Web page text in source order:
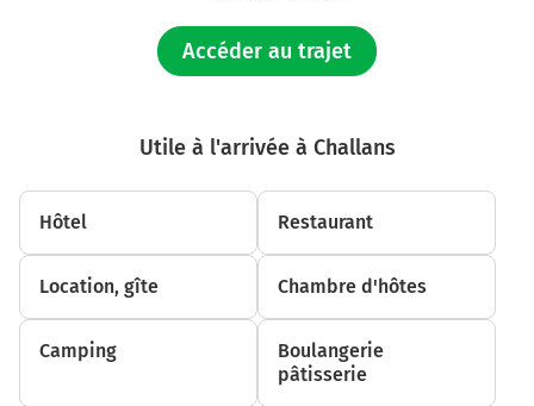
1,3 km
1,4 km
Tourner à droite sur Le Bois Flamberge et continuer sur
Tourner à gauche sur Le Bois Flamberge et continuer
Accéder au trajet
Utile à l'arrivée à Challans
Hôtel Restaurant
Location, gîte Chambre d'hôtes
Camping
Boulangerie
pâtisserie